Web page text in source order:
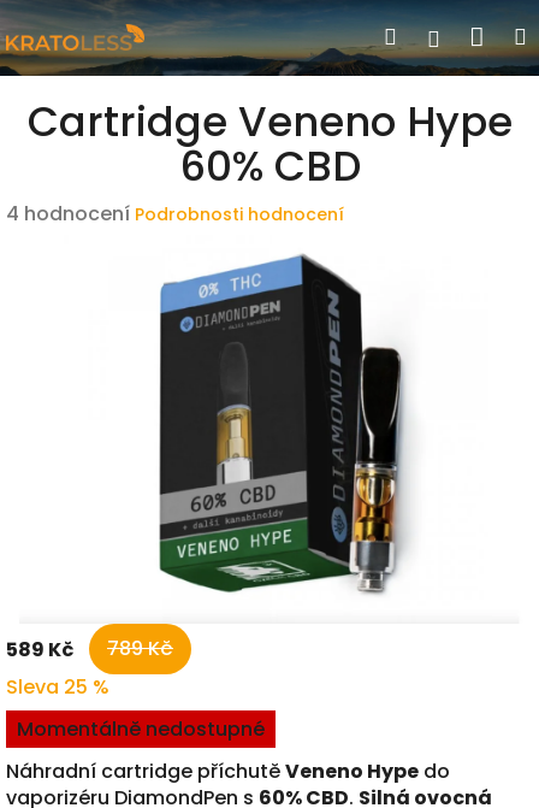
Přejít
na
obsah
Hledat
Cartridge Veneno Hype
60% CBD
Průměrné
4 hodnocení Podrobnosti hodnocení
589 Kč
789 Kč
Sleva 25 %
Měrná
cena:
Momentálně nedostupné
Náhradní cartridge příchutěVeneno Hype do
vaporizéru DiamondPen s 60% CBD. Silná ovocná